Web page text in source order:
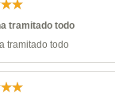
tramitado todo
tramitado todo